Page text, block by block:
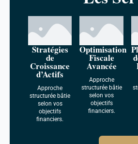
Stratégies
de
Croissance
d’Actifs
Approche
structurée bâtie
selon vos
objectifs
financiers.
Optimisation
Fiscale
Avancée
Approche
structurée bâtie
selon vos
objectifs
financiers.